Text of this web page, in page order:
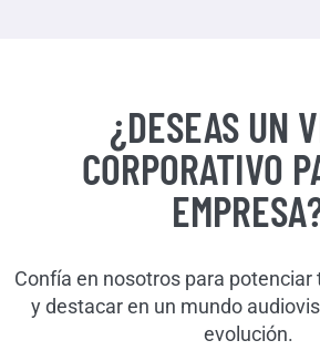
¿DESEAS UN
CORPORATIVO
Confía en nosotros para potenciar
y destacar en un mundo
evolución.